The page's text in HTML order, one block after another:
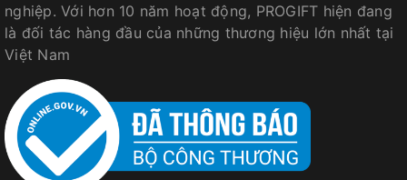
nghiệp. Với hơn 10 năm hoạt động, PROGIFT hiện đang
là đối tác hàng đầu của những thương hiệu lớn nhất tại
Việt Nam